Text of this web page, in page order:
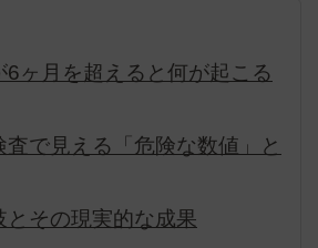
6ヶ月を超えると何が起こる
査で見える「危険な数値」と
とその現実的な成果